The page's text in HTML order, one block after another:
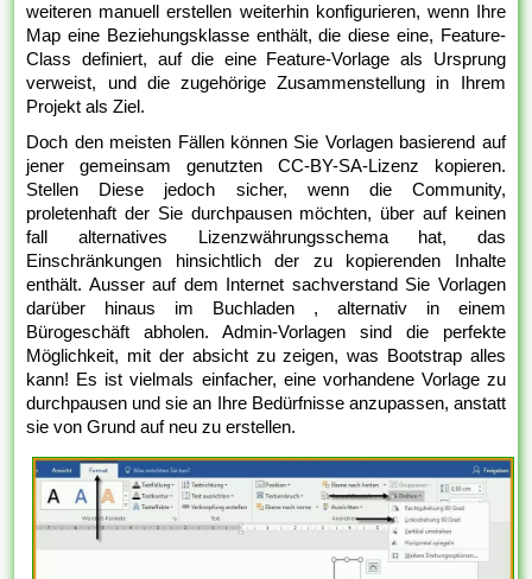
weiteren manuell erstellen weiterhin konfigurieren, wenn Ihre
Map eine Beziehungsklasse enthält, die diese eine, Feature-
Class definiert, auf die eine Feature-Vorlage als Ursprung
verweist, und die zugehörige Zusammenstellung in Ihrem
Projekt als Ziel.
Doch den meisten Fällen können Sie Vorlagen basierend auf
jener gemeinsam genutzten CC-BY-SA-Lizenz kopieren.
Stellen Diese jedoch sicher, wenn die Community,
proletenhaft der Sie durchpausen möchten, über auf keinen
fall alternatives Lizenzwährungsschema hat, das
Einschränkungen hinsichtlich der zu kopierenden Inhalte
enthält. Ausser auf dem Internet sachverstand Sie Vorlagen
darüber hinaus im Buchladen , alternativ in einem
Bürogeschäft abholen. Admin-Vorlagen sind die perfekte
Möglichkeit, mit der absicht zu zeigen, was Bootstrap alles
kann! Es ist vielmals einfacher, eine vorhandene Vorlage zu
durchpausen und sie an Ihre Bedürfnisse anzupassen, anstatt
sie von Grund auf neu zu erstellen.